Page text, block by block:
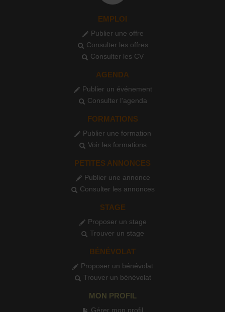
EMPLOI
Publier une offre
Consulter les offres
Consulter les CV
AGENDA
Publier un événement
Consulter l'agenda
FORMATIONS
Publier une formation
Voir les formations
PETITES ANNONCES
Publier une annonce
Consulter les annonces
STAGE
Proposer un stage
Trouver un stage
BÉNÉVOLAT
Proposer un bénévolat
Trouver un bénévolat
MON PROFIL
Gérer mon profil